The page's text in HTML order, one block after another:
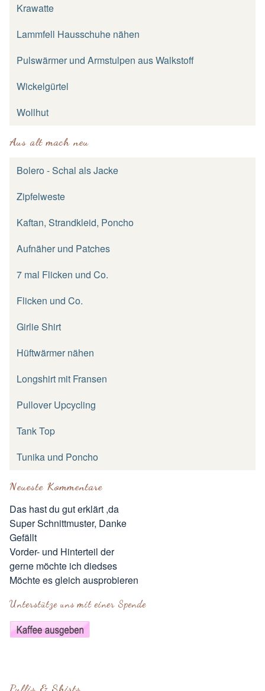
Krawatte
Lammfell Hausschuhe nähen
Pulswärmer und Armstulpen aus Walkstoff
Wickelgürtel
Wollhut
Aus alt mach neu
Bolero - Schal als Jacke
Zipfelweste
Kaftan, Strandkleid, Poncho
Aufnäher und Patches
7 mal Flicken und Co.
Flicken und Co.
Girlie Shirt
Hüftwärmer nähen
Longshirt mit Fransen
Pullover Upcycling
Tank Top
Tunika und Poncho
Neueste Kommentare
Das hast du gut erklärt ,da
Super Schnittmuster, Danke
Gefällt
Vorder- und Hinterteil der
gerne möchte ich diedses
Möchte es gleich ausprobieren
Unterstütze uns mit einer Spende
Pullis & Shirts